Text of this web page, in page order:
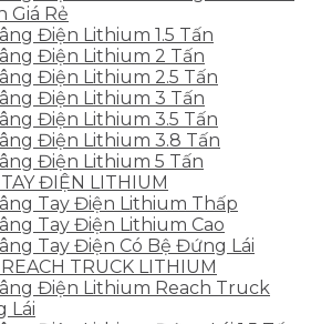
Giá Rẻ
Điện Lithium 1.5 Tấn
Điện Lithium 2 Tấn
Điện Lithium 2.5 Tấn
Điện Lithium 3 Tấn
Điện Lithium 3.5 Tấn
Điện Lithium 3.8 Tấn
Điện Lithium 5 Tấn
ĐIỆN LITHIUM
Tay Điện Lithium Thấp
Tay Điện Lithium Cao
Tay Điện Có Bệ Đứng Lái
TRUCK LITHIUM
Điện Lithium Reach Truck
Lái